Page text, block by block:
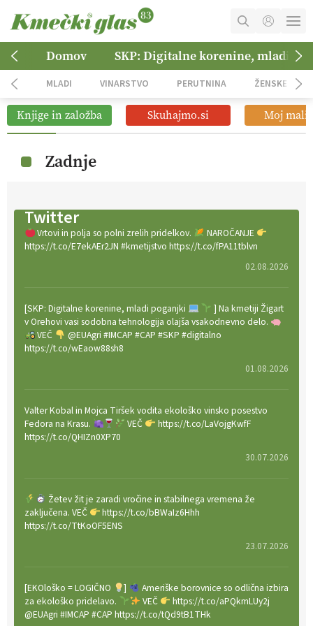
MOJ RAČUN
NAROČITE SE
OGLASNO TRŽENJE
Domov SKP: Digitalne korenine, mladi
MLADI VINARSTVO PERUTNINA ŽENSKE
Knjige in založba Skuhajmo.si Moj mali
Zadnje
Twitter
Vrtovi in polja so polni zrelih pridelkov.
NAROČANJE
https://t.co/E7ekAEr2JN #kmetijstvo https://t.co/fPA11tblvn
02.08.2026
[SKP: Digitalne korenine, mladi poganjki
] Na kmetiji Žigart
v Orehovi vasi sodobna tehnologija olajša vsakodnevno delo.
VEČ
@EUAgri #IMCAP #CAP #SKP #digitalno
https://t.co/wEaow88sh8
01.08.2026
Valter Kobal in Mojca Tiršek vodita ekološko vinsko posestvo
Fedora na Krasu.
VEČ
https://t.co/LaVojgKwfF
https://t.co/QHIZn0XP70
30.07.2026
Žetev žit je zaradi vročine in stabilnega vremena že
zaključena. VEČ
https://t.co/bBWaIz6Hhh
https://t.co/TtKoOF5ENS
23.07.2026
[EKOloško = LOGIČNO ]
Ameriške borovnice so odlična izbira
za ekološko pridelavo.
VEČ
https://t.co/aPQkmLUy2j
@EUAgri #IMCAP #CAP https://t.co/tQd9tB1THk